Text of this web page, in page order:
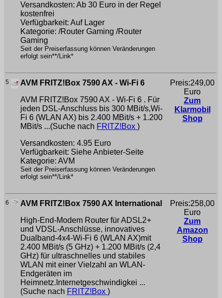
Versandkosten: Ab 30 Euro in der Regel
kostenfrei
Verfügbarkeit: Auf Lager
Kategorie: /Router Gaming /Router
Gaming
Seit der Preiserfassung können Veränderungen
erfolgt sein**/Link*
5
AVM FRITZ!Box 7590 AX - Wi-Fi 6
AVM FRITZ!Box 7590 AX - Wi-Fi 6 . Für
jeden DSL-Anschluss bis 300 MBit/s,Wi-
Fi 6 (WLAN AX) bis 2.400 MBit/s + 1.200
MBit/s ...(Suche nach FRITZ!Box )
Versandkosten: 4.95 Euro
Verfügbarkeit: Siehe Anbieter-Seite
Kategorie: AVM
Seit der Preiserfassung können Veränderungen
erfolgt sein**/Link*
Preis:249,00
Euro
Zum
Klarmobil
Shop
6
AVM FRITZ!Box 7590 AX International
High-End-Modem Router für ADSL2+
und VDSL-Anschlüsse, innovatives
Dualband-4x4-Wi-Fi 6 (WLAN AX)mit
2.400 MBit/s (5 GHz) + 1.200 MBit/s (2,4
GHz) für ultraschnelles und stabiles
WLAN mit einer Vielzahl an WLAN-
Endgeräten im
Heimnetz.Internetgeschwindigkei ...
(Suche nach FRITZ!Box )
Preis:258,00
Euro
Zum
Amazon
Shop